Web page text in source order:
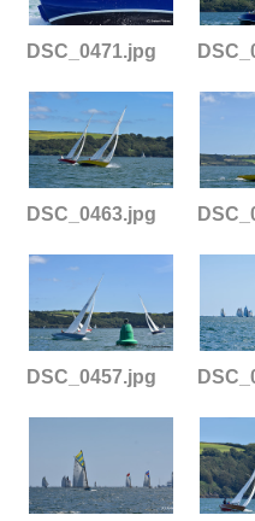
DSC_0471.jpg
DSC_0463.jpg
DSC_0457.jpg